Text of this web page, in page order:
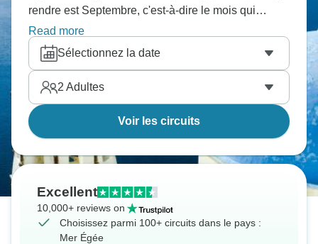
rendre est Septembre, c'est-à-dire le mois qui
compte le plus grand nombre de départs.
Read more
Sélectionnez la date
2 Adultes
Voir les circuits
Excellent
10,000+ reviews on
Choisissez parmi 100+ circuits dans le pays :
Mer Égée